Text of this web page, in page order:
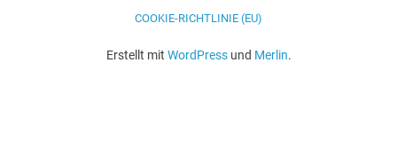
COOKIE-RICHTLINIE (EU)
Erstellt mit WordPressund Merlin.